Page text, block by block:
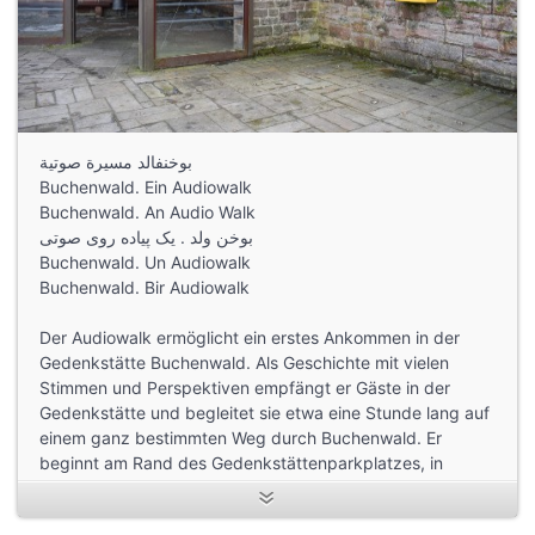
بوخنفالد مسيرة صوتية
Buchenwald. Ein Audiowalk
Buchenwald. An Audio Walk
بوخن ولد . یک پیاده روی صوتی
Buchenwald. Un Audiowalk
Buchenwald. Bir Audiowalk
Der Audiowalk ermöglicht ein erstes Ankommen in der
Gedenkstätte Buchenwald. Als Geschichte mit vielen
Stimmen und Perspektiven empfängt er Gäste in der
Gedenkstätte und begleitet sie etwa eine Stunde lang auf
einem ganz bestimmten Weg durch Buchenwald. Er
beginnt am Rand des Gedenkstättenparkplatzes, in
dessen südöstlicher Ecke, vor dem Postkasten dort. Der
weitere Weg wird im Verlauf des Audiowalks genau